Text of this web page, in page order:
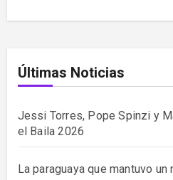
Últimas Noticias
Jessi Torres, Pope Spinzi y
el Baila 2026
La paraguaya que mantuvo